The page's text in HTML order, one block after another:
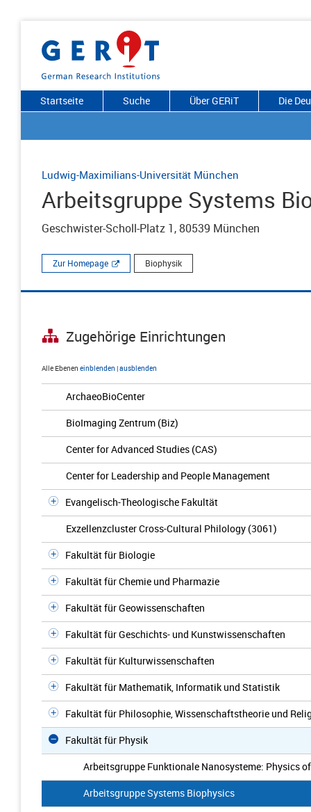
Startseite Suche Über GERiT Die
Ludwig-Maximilians-Universität München
Arbeitsgruppe Systems
Geschwister-Scholl-Platz 1, 80539 München
Zur Homepage Biophysik
Zugehörige Einrichtungen
Alle Ebenen einblenden |ausblenden
ArchaeoBioCenter
BioImaging Zentrum (Biz)
Center for Advanced Studies (CAS)
Center for Leadership and People Management
Evangelisch-Theologische Fakultät
Exzellenzcluster Cross-Cultural Philology (3061)
Fakultät für Biologie
Fakultät für Chemie und Pharmazie
Fakultät für Geowissenschaften
Fakultät für Geschichts- und Kunstwissenschaften
Fakultät für Kulturwissenschaften
Fakultät für Mathematik, Informatik und Statistik
Fakultät für Philosophie, Wissenschaftstheorie und
Fakultät für Physik
Arbeitsgruppe Funktionale Nanosysteme: Physics
Arbeitsgruppe Systems Biophysics